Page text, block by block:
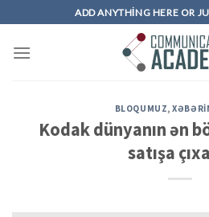
to
content
ADD ANYTHING HERE OR
BLOQUMUZ,
Kodak dünyanın ən
satışa